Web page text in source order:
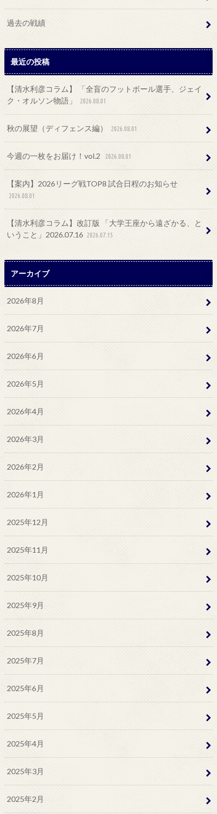
過去の戦績
最近の投稿
【清水利彦コラム】 「全盲のフットボール選手、ジェイ
ク・オルソン物語」
2026.08.01
秋の展望（ディフェンス編） 2026.08.01
今週の一枚をお届け！vol.2 2026.08.01
【案内】2026リーグ戦TOP8 試合日程のお知らせ
2026.08.01
【清水利彦コラム】改訂版 「大学王座から遠ざかる、と
いうこと」2026.07.16 2026.07.15
アーカイブ
2026年8月
2026年7月
2026年6月
2026年5月
2026年4月
2026年3月
2026年2月
2026年1月
2025年12月
2025年11月
2025年10月
2025年9月
2025年8月
2025年7月
2025年6月
2025年5月
2025年4月
2025年3月
2025年2月